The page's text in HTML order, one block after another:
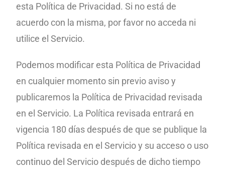
esta Política de Privacidad. Si no está de
acuerdo con la misma, por favor no acceda ni
utilice el Servicio.
Podemos modificar esta Política de Privacidad
en cualquier momento sin previo aviso y
publicaremos la Política de Privacidad revisada
en el Servicio. La Política revisada entrará en
vigencia 180 días después de que se publique la
Política revisada en el Servicio y su acceso o uso
continuo del Servicio después de dichotiempo